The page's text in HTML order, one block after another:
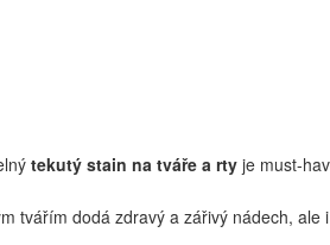
tekutý stain na tváře a rty je must-
tvářím dodá zdravý a zářivý nádech, ale